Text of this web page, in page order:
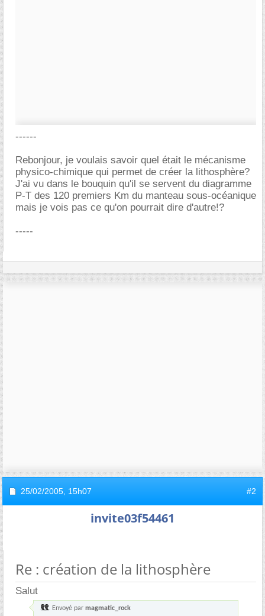
------
Rebonjour, je voulais savoir quel était le mécanisme
physico-chimique qui permet de créer la lithosphère?
J'ai vu dans le bouquin qu'il se servent du diagramme
P-T des 120 premiers Km du manteau sous-océanique
mais je vois pas ce qu'on pourrait dire d'autre!?
-----
25/02/2005, 15h07 #2
invite03f54461
Re : création de la lithosphère
Salut
Envoyé par magmatic_rock